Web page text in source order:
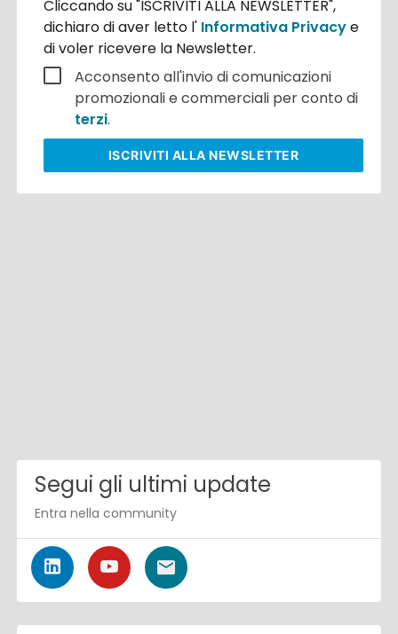
Cliccando su "ISCRIVITI ALLA NEWSLETTER",
dichiaro di aver letto l' Informativa Privacye
di voler ricevere la Newsletter.
Acconsento all'invio di comunicazioni
promozionali e commerciali per conto di
terzi.
ISCRIVITI ALLA NEWSLETTER
Segui gli ultimi update
Entra nella community